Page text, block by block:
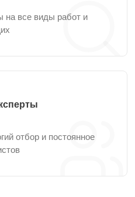
на все виды работ и
отбор и постоянное